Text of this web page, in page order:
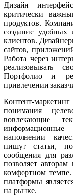
Дизайн
критически
продуктов.
создание удобных
клиентов.
сайтов,
Работа через
реализовывать
Портфолио и
привлечении
Контент-
понимания
вовлекающие
наполнении
пишут статьи,
сообщения для
позволяет
комфортном
платформы
на рынке.